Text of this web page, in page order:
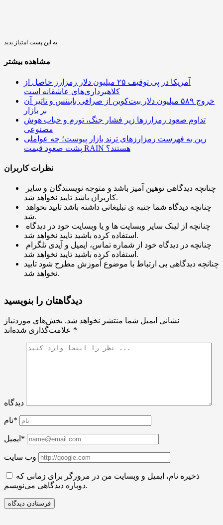
به این پست امتیاز بدید
مشاهده بیشتر
آمریکا در پی توقیف ۲۵ میلیون دلار رمزارز حاصل از
کلاهبرداری‌های عاشقانه است
خروج ۵۸۹ میلیون دلار بیت‌کوین از صرافی بایننس و تاثیر آن
بر بازار
تداوم صعود رمزارزها زیر فشار جنگ، تورم و حباب هوش
مصنوعی
رین به فهرست رمزارزهای ترند بازار پیوست؛ چه عواملی
پشت صعود قیمت RAIN هستند؟
نظرات کاربران
کاربران باشد تایید نخواهد شد.
شد.
استفاده کرده باشید تایید نخواهد شد.
استفاده کرده باشید تایید نخواهد شد.
چنانچه دیدگاهی بی ارتباط با موضوع آموزش مطرح شود تایید
نخواهد شد.
دیدگاهتان را بنویسید
نشانی ایمیل شما منتشر نخواهد شد. بخش‌های موردنیاز
*
دیدگاه
نام*
ایمیل*
وب سایت
ذخیره نام، ایمیل و وبسایت من در مرورگر برای زمانی که
دوباره دیدگاهی می‌نویسم.